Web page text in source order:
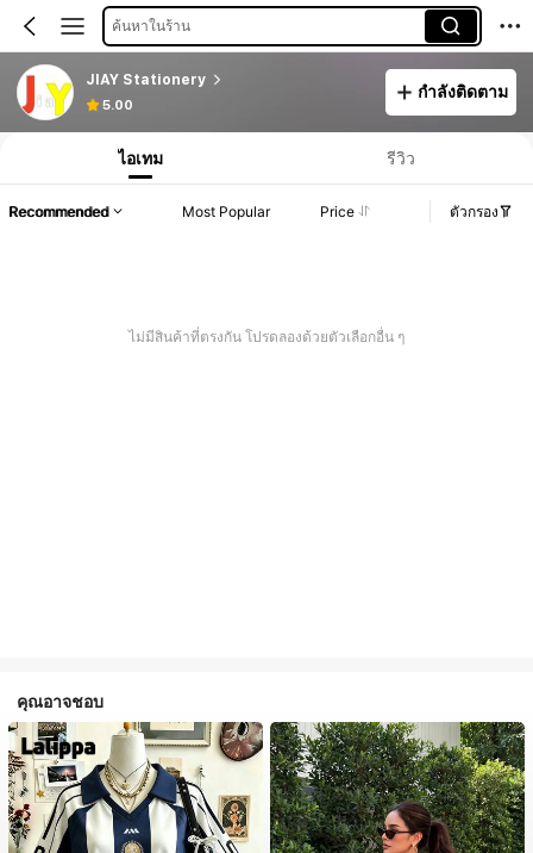
ค้นหาในร้าน
JIAY Stationery
5.00
กำลังติดตาม
ไอเทม รีวิว
Recommended Most Popular Price ตัวกรอง
ไม่มีสินค้าที่ตรงกัน โปรดลองด้วยตัวเลือกอื่น ๆ
คุณอาจชอบ